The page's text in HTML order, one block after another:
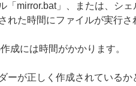
「mirror.bat」、または、シ
れた時間にファイルが実行
成には時間がかかります。
ーが正しく作成されているか